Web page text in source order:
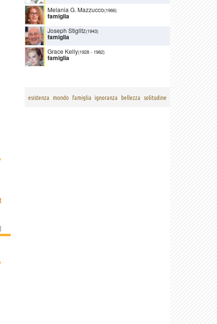
]
Melania G. Mazzucco(1966)
famiglia
Joseph Stiglitz(1943)
famiglia
Grace Kelly(1928 - 1982)
famiglia
esistenza mondo famiglia ignoranza bellezza solitudine